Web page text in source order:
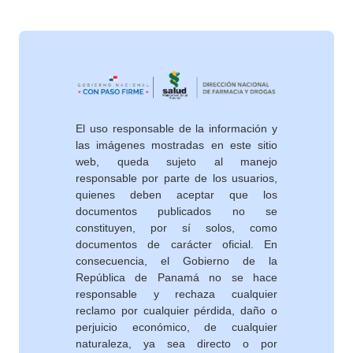
El uso responsable de la información y
las imágenes mostradas en este sitio
web, queda sujeto al manejo
responsable por parte de los usuarios,
quienes deben aceptar que los
documentos publicados no se
constituyen, por sí solos, como
documentos de carácter oficial. En
consecuencia, el Gobierno de la
República de Panamá no se hace
responsable y rechaza cualquier
reclamo por cualquier pérdida, daño o
perjuicio económico, de cualquier
naturaleza, ya sea directo o por